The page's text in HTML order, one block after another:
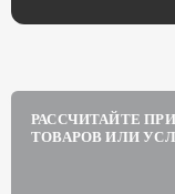
усиленная фанера,
представленными
радиусом от 13” и
Стойки окрашены
РАССЧИТАЙТЕ
ТОВАРОВ ИЛИ